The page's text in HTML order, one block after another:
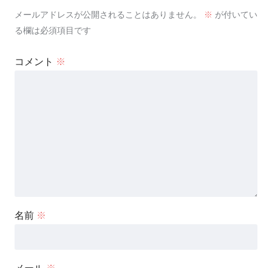
メールアドレスが公開されることはありません。 ※ が付いてい
る欄は必須項目です
コメント ※
名前 ※